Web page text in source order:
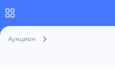
Аукцион